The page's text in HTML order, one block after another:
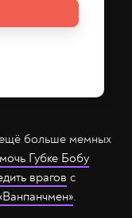
больше мемных
Губке Бобу
врагов с
.